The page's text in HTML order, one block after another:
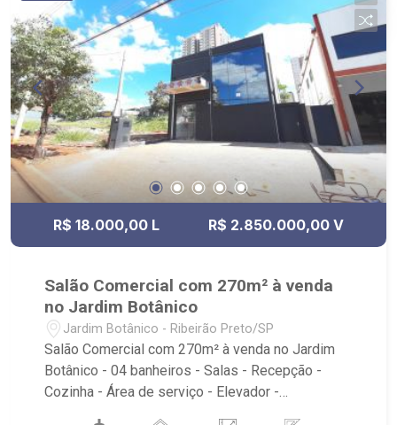
R$ 18.000,00 L R$ 2.850.000,00 V
Salão Comercial com 270m² à venda
no Jardim Botânico
Jardim Botânico - Ribeirão Preto/SP
Salão Comercial com 270m² à venda no Jardim
Botânico - 04 banheiros - Salas - Recepção -
Cozinha - Área de serviço - Elevador -